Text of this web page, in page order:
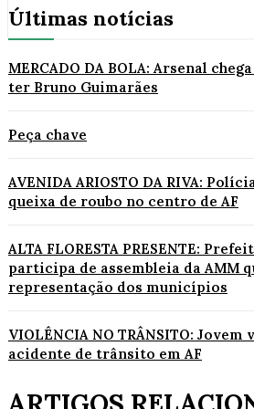
Últimas notícias
MERCADO DA BOLA: Arsenal
ter Bruno Guimarães
Peça chave
AVENIDA ARIOSTO DA RIVA:
queixa de roubo no centro de AF
ALTA FLORESTA PRESENTE:
participa de assembleia da AMM
representação dos municípios
VIOLÊNCIA NO TRÂNSITO: Jovem
acidente de trânsito em AF